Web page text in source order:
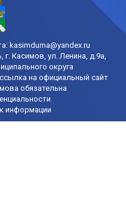
kasimduma@yandex.ru
Касимов, ул. Ленина, д.9а,
округа
на официальный сайт
обязательна
информации